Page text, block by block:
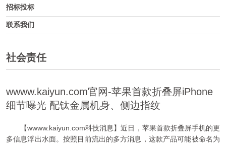
招标投标
联系我们
社会责任
wwww.kaiyun.com官网-苹果首款折叠屏iPhone
细节曝光 配钛金属机身、侧边指纹
【wwww.kaiyun.com科技消息】近日，苹果首款折叠屏手机的更
多信息浮出水面。按照目前流出的多方消息，这款产品可能被命名为